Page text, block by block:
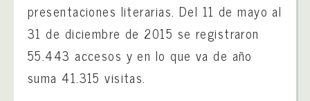
presentaciones literarias. Del 11 de mayo al
31 de diciembre de 2015 se registraron
55.443 accesos y en lo que va de año
suma 41.315 visitas.